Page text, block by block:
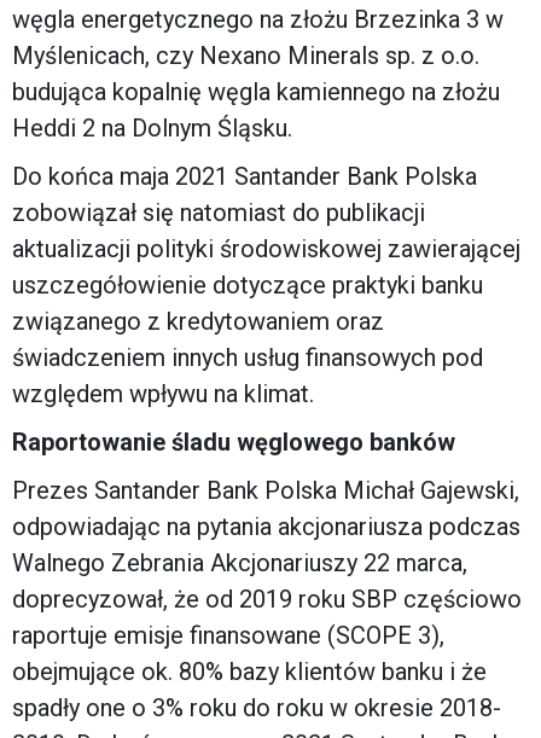
węgla energetycznego na złożu Brzezinka 3 w
Myślenicach, czy Nexano Minerals sp. z o.o.
budująca kopalnię węgla kamiennego na złożu
Heddi 2 na Dolnym Śląsku.
Do końca maja 2021 Santander Bank Polska
zobowiązał się natomiast do publikacji
aktualizacji polityki środowiskowej zawierającej
uszczegółowienie dotyczące praktyki banku
związanego z kredytowaniem oraz
świadczeniem innych usług finansowych pod
względem wpływu na klimat.
Raportowanie śladu węglowego banków
Prezes Santander Bank Polska Michał Gajewski,
odpowiadając na pytania akcjonariusza podczas
Walnego Zebrania Akcjonariuszy 22 marca,
doprecyzował, że od 2019 roku SBP częściowo
raportuje emisje finansowane (SCOPE 3),
obejmujące ok. 80% bazy klientów banku i że
spadły one o 3% roku do roku w okresie 2018-